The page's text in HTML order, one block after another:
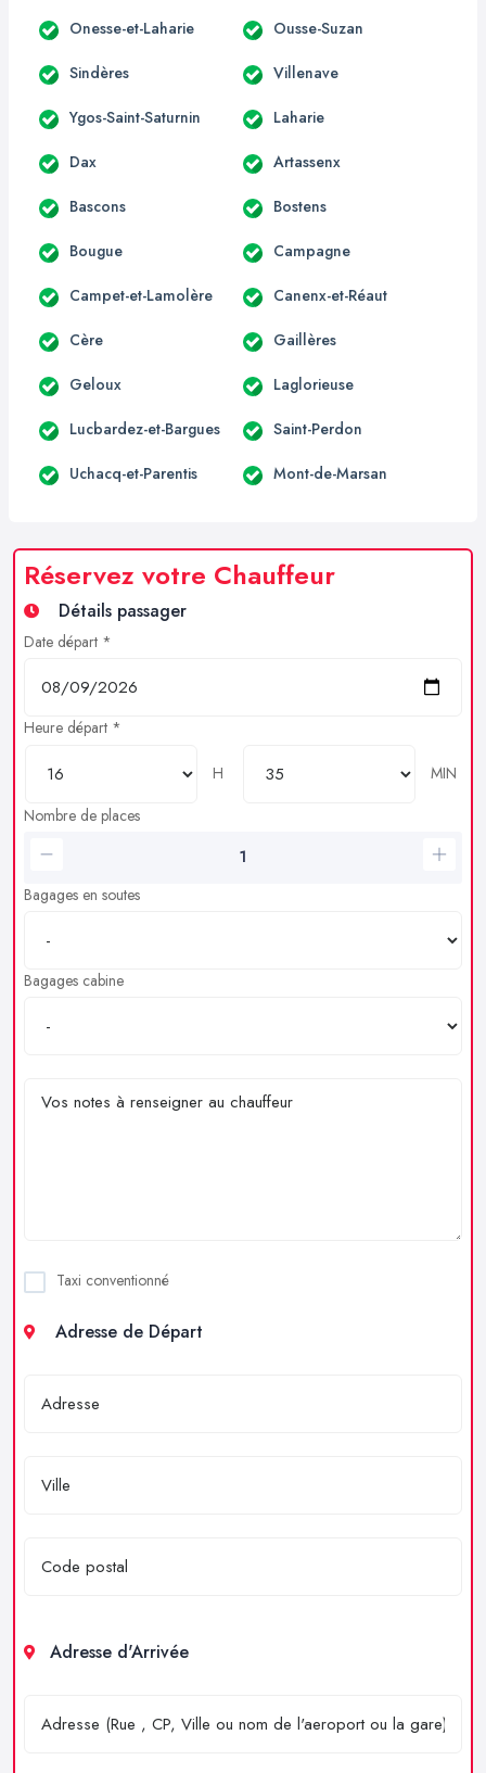
Onesse-et-Laharie Ousse-Suzan
Sindères Villenave
Ygos-Saint-Saturnin Laharie
Dax Artassenx
Bascons Bostens
Bougue Campagne
Campet-et-Lamolère Canenx-et-Réaut
Cère Gaillères
Geloux Laglorieuse
Lucbardez-et-Bargues Saint-Perdon
Uchacq-et-Parentis Mont-de-Marsan
Réservez votre Chauffeur
Détails passager
Date départ *
Heure départ *
H
MIN
Nombre de places
Bagages en soutes
Bagages cabine
Taxi conventionné
Adresse de Départ
Adresse d'Arrivée